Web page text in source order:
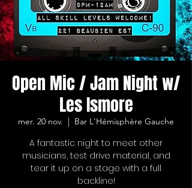
Open Mic / Jam Night w/
Les Ismore
mer. 20 nov. Bar L'Hémisphère Gauche
A fantastic night to meet other
musicians, test drive material, and
tear it up on a stage with a full
backline!